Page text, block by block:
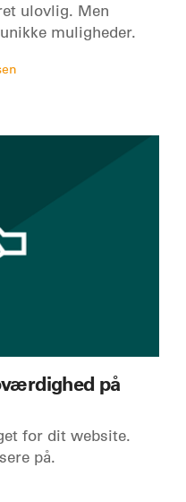
ulovlig. Men
muligheder.
på
for dit website.
på.